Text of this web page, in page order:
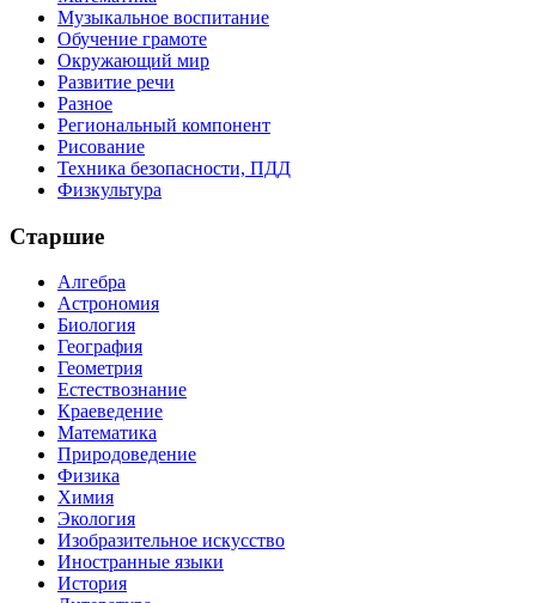
Музыкальное воспитание
Обучение грамоте
Окружающий мир
Развитие речи
Разное
Региональный компонент
Рисование
Техника безопасности, ПДД
Физкультура
Старшие
Алгебра
Астрономия
Биология
География
Геометрия
Естествознание
Краеведение
Математика
Природоведение
Физика
Химия
Экология
Изобразительное искусство
Иностранные языки
История